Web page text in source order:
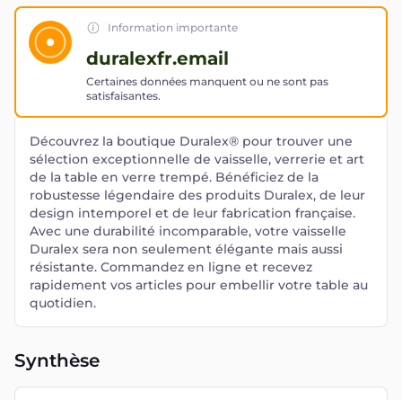
Information importante
duralexfr.email
Certaines données manquent ou ne sont pas
satisfaisantes.
Découvrez la boutique Duralex® pour trouver une
sélection exceptionnelle de vaisselle, verrerie et art
de la table en verre trempé. Bénéficiez de la
robustesse légendaire des produits Duralex, de leur
design intemporel et de leur fabrication française.
Avec une durabilité incomparable, votre vaisselle
Duralex sera non seulement élégante mais aussi
résistante. Commandez en ligne et recevez
rapidement vos articles pour embellir votre table au
quotidien.
Synthèse